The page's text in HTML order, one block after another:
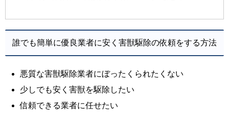
誰でも簡単に優良業者に安く害獣駆除の依頼をする方法
悪質な害獣駆除業者にぼったくられたくない
少しでも安く害獣を駆除したい
信頼できる業者に任せたい